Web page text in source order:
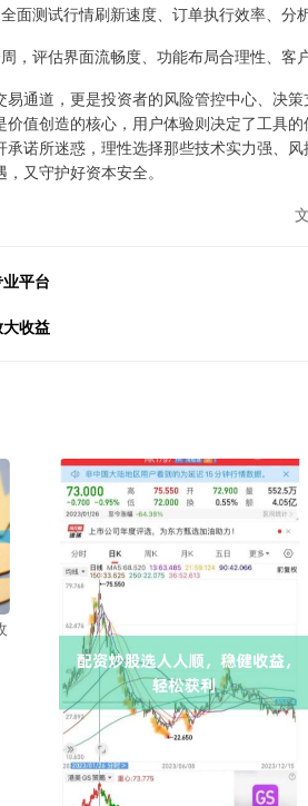
面测试行情刷新速度、订单执行效率、分
，评估界面流畅度、功能布局合理性、客
通道，更是投资者的风险管控中心、决
值创造的核心，用户体验则决定了工具
诺所迷惑，理性选择那些技术实力强、
又守护好资本安全。
平台
收益